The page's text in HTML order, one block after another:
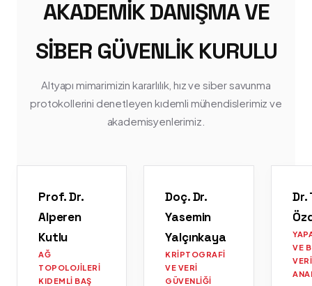
AKADEMIK DANIŞMA VE
SIBER GÜVENLIK KURULU
Altyapı mimarimizin kararlılık, hız ve siber savunma
protokollerini denetleyen kıdemli mühendislerimiz ve
akademisyenlerimiz.
Prof. Dr.
Alperen
Kutlu
AĞ
TOPOLOJILERI
KIDEMLI BAŞ
Doç. Dr.
Yasemin
Yalçınkaya
KRIPTOGRAFI
VE VERI
GÜVENLIĞI
Dr.
VE
VERI